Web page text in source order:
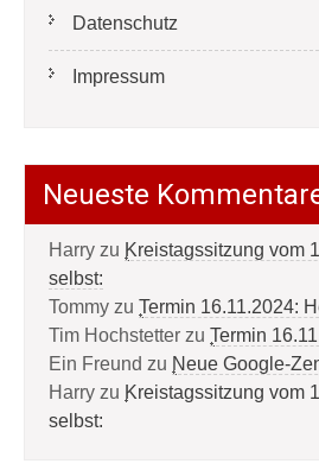
Datenschutz
Impressum
Neueste
Harry zu Kreistagssitzung vom
selbst:
Tommy zu Termin 16.11.2024:
Tim Hochstetter zu Termin
Ein Freund zu Neue Google-
Harry zu Kreistagssitzung vom
selbst: